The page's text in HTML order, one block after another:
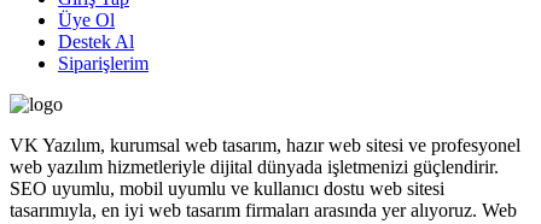
Üye Ol
Destek Al
Siparişlerim
VK Yazılım, kurumsal web tasarım, hazır web sitesi ve profesyonel
web yazılım hizmetleriyle dijital dünyada işletmenizi güçlendirir.
SEO uyumlu, mobil uyumlu ve kullanıcı dostu web sitesi
tasarımıyla, en iyi web tasarım firmaları arasında yer alıyoruz. Web